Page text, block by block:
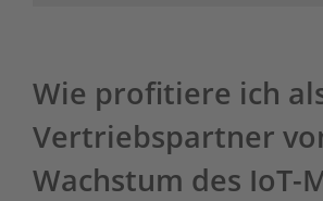
Wie profitiere ich
Vertriebspartner
Wachstum des IoT-